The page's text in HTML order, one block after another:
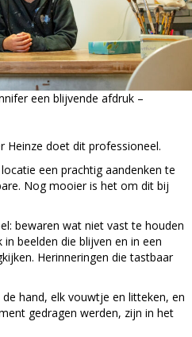
een blijvende afdruk –
Heinze doet dit professioneel.
een prachtig aandenken te
Nog mooier is het om dit bij
bewaren wat niet vast te houden
beelden die blijven en in een
Herinneringen die tastbaar
hand, elk vouwtje en litteken, en
gedragen werden, zijn in het